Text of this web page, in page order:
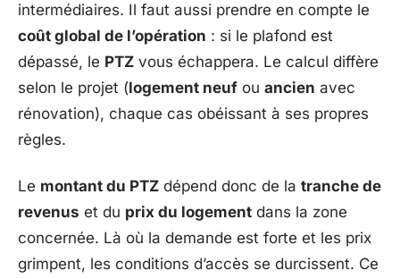
intermédiaires. Il faut aussi prendre en compte le
coût global de l’opération : si le plafond est
dépassé, le PTZ vous échappera. Le calcul diffère
selon le projet (logement neuf ou ancien avec
rénovation), chaque cas obéissant à ses propres
règles.
Le montant du PTZ dépend donc de la tranche de
revenus et du prix du logement dans la zone
concernée. Là où la demande est forte et les prix
grimpent, les conditions d’accès se durcissent. Ce